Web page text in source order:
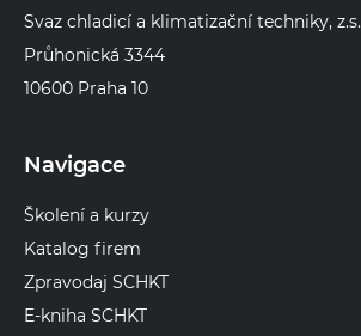
Svaz chladicí a klimatizační techniky, z.s.
Průhonická 3344
10600 Praha 10
Navigace
Školení a kurzy
Katalog firem
Zpravodaj SCHKT
E-kniha SCHKT